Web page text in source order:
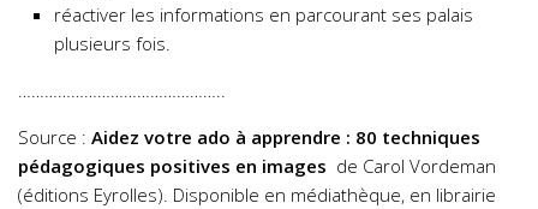
réactiver les informations en parcourant ses palais
plusieurs fois.
Source : Aidez votre ado à apprendre : 80 techniques
pédagogiques positives en images de Carol Vordeman
(éditions Eyrolles). Disponible en médiathèque, en librairie